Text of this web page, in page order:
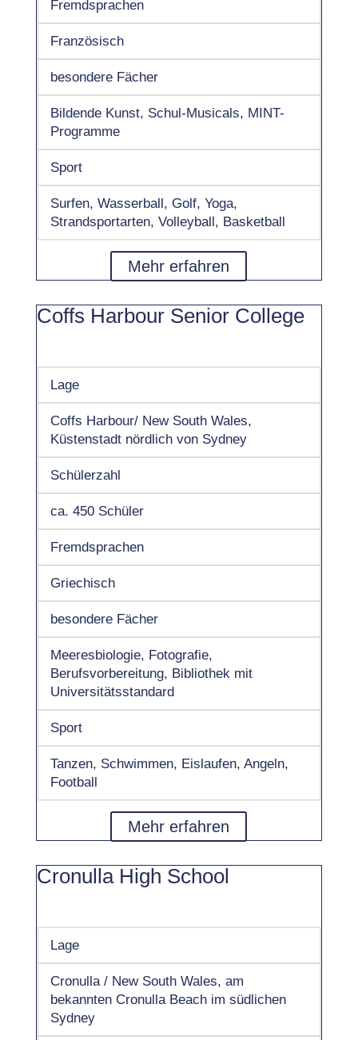
Fremdsprachen
Französisch
besondere Fächer
Bildende Kunst, Schul-Musicals, MINT-
Programme
Sport
Surfen, Wasserball, Golf, Yoga,
Strandsportarten, Volleyball, Basketball
Mehr erfahren
Coffs Harbour Senior College
Lage
Coffs Harbour/ New South Wales,
Küstenstadt nördlich von Sydney
Schülerzahl
ca. 450 Schüler
Fremdsprachen
Griechisch
besondere Fächer
Meeresbiologie, Fotografie,
Berufsvorbereitung, Bibliothek mit
Universitätsstandard
Sport
Tanzen, Schwimmen, Eislaufen, Angeln,
Football
Mehr erfahren
Cronulla High School
Lage
Cronulla / New South Wales, am
bekannten Cronulla Beach im südlichen
Sydney